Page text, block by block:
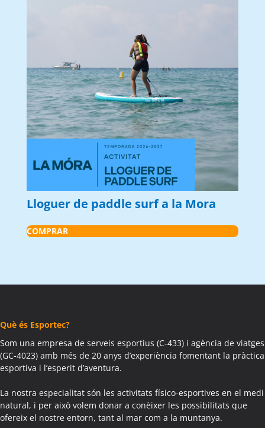
Lloguer de paddle surf a la Mora
COMPRAR
Què és Esportec?
Som una empresa de serveis esportius (C-433) i agència de viatges
(GC-4023) amb més de 20 anys d’experiència fomentant la pràctica
esportiva i l’esperit d’aventura.
La nostra especialitat són les activitats físico-esportives en el medi
natural, i per això volem donar a conèixer les possibilitats que
ofereix el nostre entorn, tant al mar com a la muntanya.